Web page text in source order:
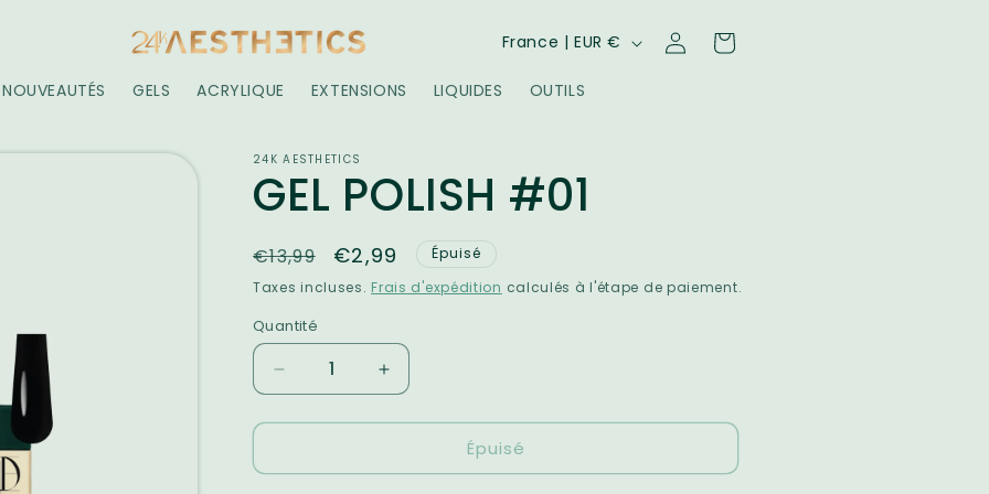
NOUVEAUTÉS GELS ACRYLIQUE EXTENSIONS LIQUIDES OUTILS
P
y
/
r
g
France | EUR € ConnexionPanier
24K AESTHETICS
GEL POLISH #01
Prix
habituel
€13,99
Prix
promotionnel
€2,99
Épuisé
Taxes incluses. Frais d'expédition calculés à l'étape de paiement.
Quantité
Réduire
la
quantité
GEL
Augmenter
la
quantité
GEL
Épuisé